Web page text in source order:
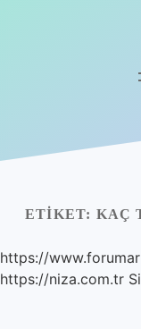
Yasal Uyarı
Hakkımızda
ETIKET: KAÇ
https://
https://niza.com.tr